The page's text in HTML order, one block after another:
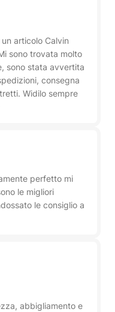
articolo Calvin
sono trovata molto
sono stata avvertita
consegna
Widilo sempre
perfetto mi
le migliori
le consiglio a
abbigliamento e